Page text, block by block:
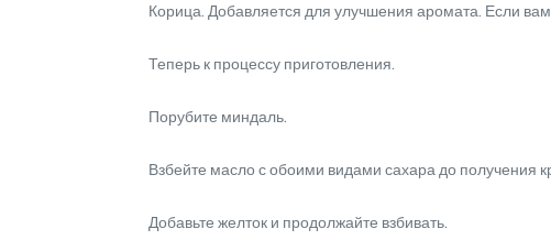
Корица. Добавляется для улучшения аромата. Если вам
Теперь к процессу приготовления.
Порубите миндаль.
Взбейте масло с обоими видами сахара до получения
Добавьте желток и продолжайте взбивать.